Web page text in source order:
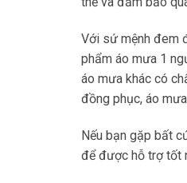
Với sứ mệnh đem
phẩm áo mưa 1
áo mưa khác có
đồng phục, áo
Nếu bạn gặp bất
để được hỗ trợ tốt